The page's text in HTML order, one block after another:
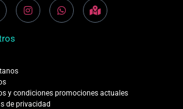
y condiciones promociones actuales
de privacidad